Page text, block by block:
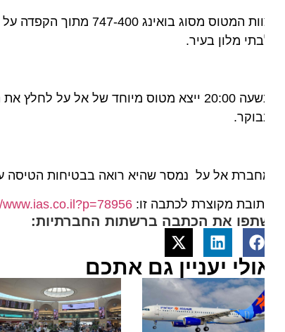
צוות המטוס מסוג בואינג
מלון בעיר.
אל על נמסר שהיא רואה בבטיחות הטיסה ערך
מקוצרת לכתבה זו:www.ias.co.il?p=78956
את הכתבה ברשתות החברתיות:
יעניין גם אתכם